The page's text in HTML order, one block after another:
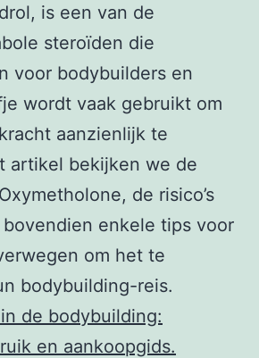
is een van de
steroïden die
voor bodybuilders en
wordt vaak gebruikt om
aanzienlijk te
artikel bekijken we de
de risico’s
enkele tips voor
om het te
bodybuilding-reis.
de bodybuilding:
en aankoopgids.